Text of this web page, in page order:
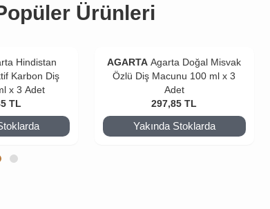
Ürünleri
Hindistan
Karbon Diş
x 3 Adet
TL
AGARTA Agarta Doğal Misvak
Özlü Diş Macunu 100 ml x 3
Adet
297,85 TL
Yakında Stoklarda